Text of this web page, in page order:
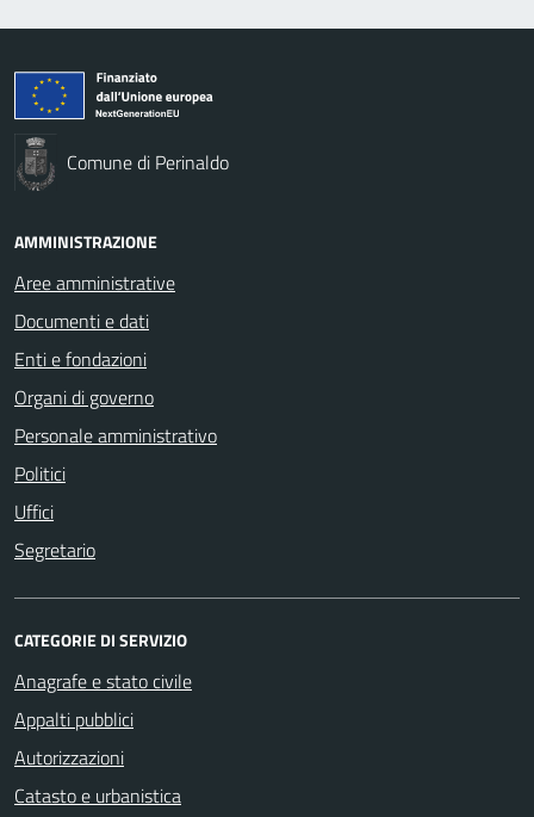
Comune di Perinaldo
AMMINISTRAZIONE
Aree amministrative
Documenti e dati
Enti e fondazioni
Organi di governo
Personale amministrativo
Politici
Uffici
Segretario
CATEGORIE DI SERVIZIO
Anagrafe e stato civile
Appalti pubblici
Autorizzazioni
Catasto e urbanistica